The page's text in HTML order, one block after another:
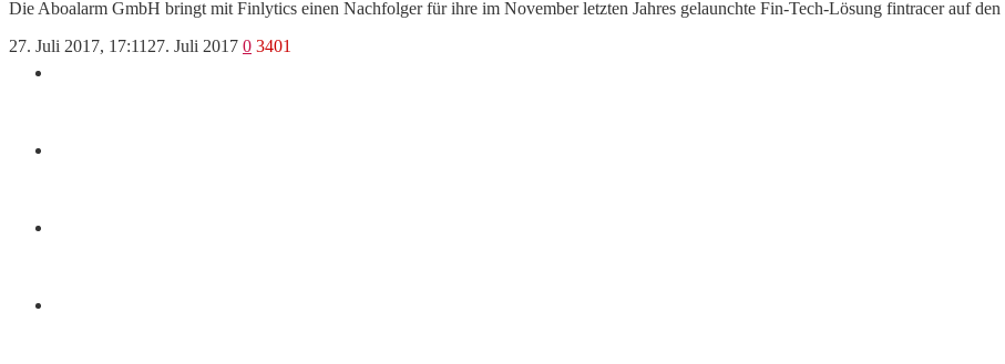
Die Aboalarm GmbH bringt mit Finlytics einen Nachfolger für ihre im November letzten Jahres gelaunchte Fin-Tech-Lösung fintracer auf
27. Juli 2017, 17:11 27. Juli 2017 0 3401